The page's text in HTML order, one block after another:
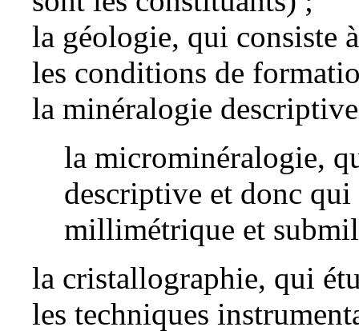
la géologie, qui consiste
les conditions de
la minéralogie
la microminéralogie,
descriptive et donc
millimétrique et
la cristallographie, qui
les techniques